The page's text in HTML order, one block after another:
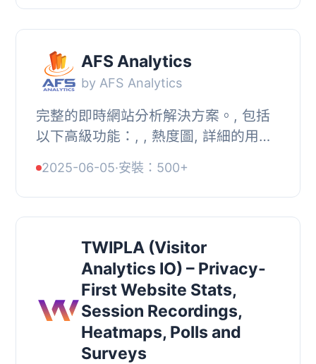
客、瀏覽次數...
AFS Analytics
by AFS Analytics
完整的即時網站分析解決方案。, 包括
以下高級功能：, , 熱度圖, 詳細的用戶
踪）, SEO 關鍵字排名追踪工具, 增強
的 WooC...
2025-06-05·安裝：500+
TWIPLA (Visitor
Analytics IO) – Privacy-
First Website Stats,
Session Recordings,
Heatmaps, Polls and
Surveys